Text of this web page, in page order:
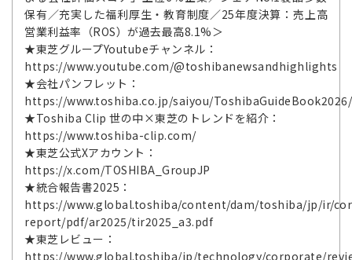
保有／充実した福利厚生・教育制度／25年度決算：売上高
営業利益率（ROS）が過去最高8.1%＞
★東芝グループYoutubeチャンネル：
https://www.youtube.com/@toshibanewsandhighlights
★会社パンフレット：
https://www.toshiba.co.jp/saiyou/
★Toshiba Clip 世の中×東芝のトレンドを紹介：
https://www.toshiba-clip.com/
★東芝公式Xアカウント：
https://x.com/TOSHIBA_GroupJP
★統合報告書2025：
https://www.global.toshiba/content/dam/toshiba/jp/ir/
report/pdf/ar2025/tir2025_a3.pdf
★東芝レビュー：
https://www.global.toshiba/jp/technology/corporate/